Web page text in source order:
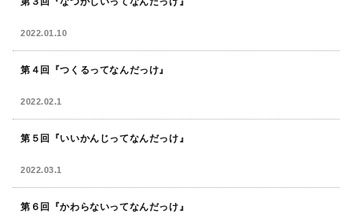
2022.01.10
第４回『つくるってなんだっけ』
2022.02.1
第５回『いいかんじってなんだっけ』
2022.03.1
第６回『かわらないってなんだっけ』